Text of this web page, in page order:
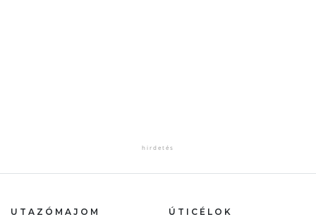
UTAZÓMAJOM ÚTICÉLOK